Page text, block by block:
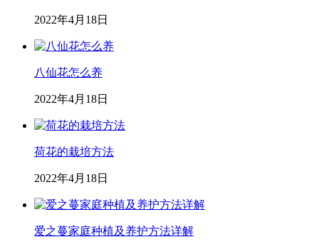
2022年4月18日
八仙花怎么养
2022年4月18日
荷花的栽培方法
2022年4月18日
爱之蔓家庭种植及养护方法详解